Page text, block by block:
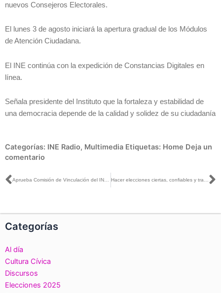
nuevos Consejeros Electorales.
El lunes 3 de agosto iniciará la apertura gradual de los Módulos
de Atención Ciudadana.
El INE continúa con la expedición de Constancias Digitales en
línea.
Señala presidente del Instituto que la fortaleza y estabilidad de
una democracia depende de la calidad y solidez de su ciudadanía
Categorías: INE Radio, Multimedia Etiquetas: Home Deja un
comentario
Ant
Categorías
Al día
Cultura Cívica
Discursos
Elecciones 2025